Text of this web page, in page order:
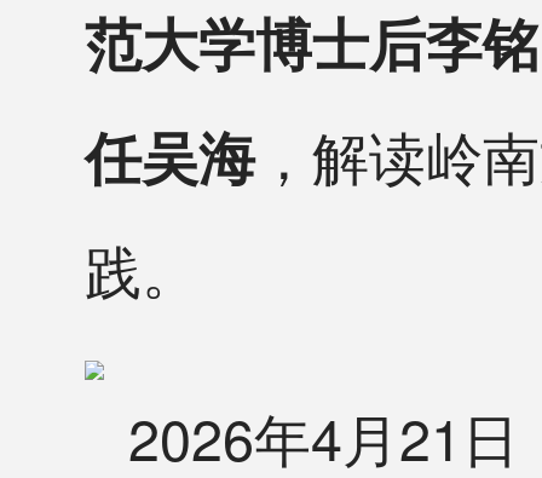
范大学博士后李
任吴海，解读岭
践。
2026年4月21